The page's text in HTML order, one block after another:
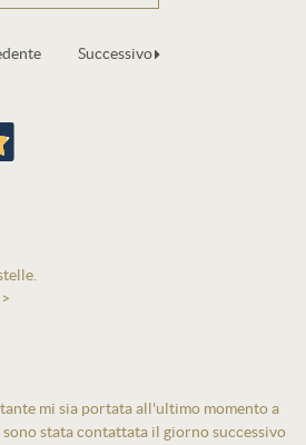
Successivo
mi sia portata all'ultimo momento a
stata contattata il giorno successivo